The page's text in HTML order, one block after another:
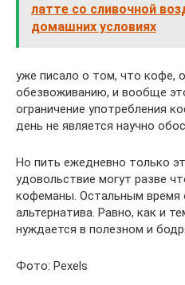
латте со сливочной
домашних условиях
уже писало о том, что кофе,
обезвоживанию, и вообще
ограничение употребления
день не является научно
Но пить ежедневно только
удовольствие могут разве
кофеманы. Остальным время
альтернатива. Равно, как и
нуждается в полезном и
Фото: Pexels